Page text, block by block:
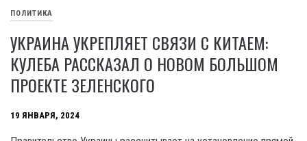
ПОЛИТИКА
УКРАИНА УКРЕПЛЯЕТ СВЯЗИ С КИТАЕМ:
КУЛЕБА РАССКАЗАЛ О НОВОМ БОЛЬШОМ
ПРОЕКТЕ ЗЕЛЕНСКОГО
19 ЯНВАРЯ, 2024